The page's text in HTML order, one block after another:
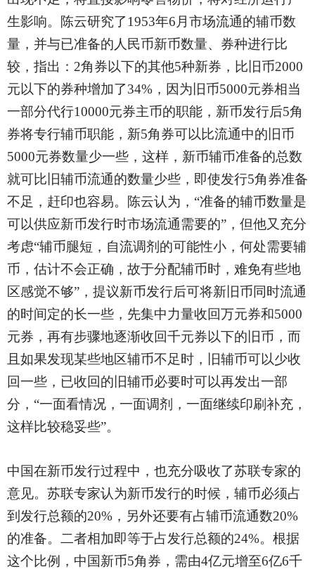
生影响。陈云研究了1953年6月市场流通的辅币数
量，并与已准备的人民币新币数量、券种进行比
较，指出：2角券以下的其他5种新券，比旧币2000
元以下的券种增加了34%，因为旧币5000元券相当
一部分代行10000元券主币的职能，新币发行后5角
券将专行辅币职能，新5角券可以比流通中的旧币
5000元券数量少一些，这样，新币辅币准备的总数
就可比旧辅币流通的数量少些，即使发行5角券准备
不足，赶印也容易。陈云认为，“准备的辅币数量是
可以供应新币发行时市场流通需要的”，但他又充分
考虑“辅币腿短，自流调剂的可能性小，何处需要辅
币，估计不会正确，故于分配辅币时，难免有些地
区感觉不够”，提议新币发行后可将新旧币同时流通
的时间定的长一些，先集中力量收回万元券和5000
元券，再有步骤地逐渐收回千元券以下的旧币，而
且如果发现某些地区辅币不足时，旧辅币可以少收
回一些，已收回的旧辅币必要时可以再发出一部
分，“一面看情况，一面调剂，一面继续印刷补充，
这样比较稳妥些”。
中国在新币发行过程中，也充分吸收了苏联专家的
意见。苏联专家认为新币发行的时候，辅币必须占
到发行总额的20%，另外还要有占辅币流通数20%
的准备。二者相加即等于占发行总额的24%。根据
这个比例，中国新币5角券，需由4亿元增至6亿6千